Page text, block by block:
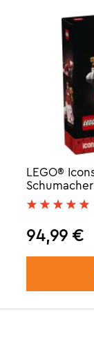
LEGO®
Schumacher
94,99 €